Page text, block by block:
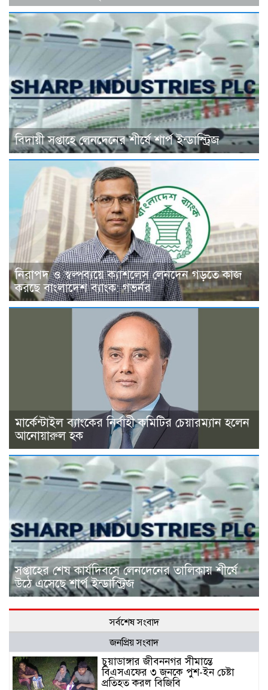
বিদায়ী সপ্তাহে লেনদেনের শীর্ষে শার্প ইন্ডাস্ট্রিজ
নিরাপদ ও স্বল্পব্যয়ে ক্যাশলেস লেনদেন গড়তে কাজ
করছে বাংলাদেশ ব্যাংক: গভর্নর
মার্কেন্টাইল ব্যাংকের নির্বাহী কমিটির চেয়ারম্যান হলেন
আনোয়ারুল হক
সপ্তাহের শেষ কার্যদিবসে লেনদেনের তালিকায় শীর্ষে
উঠে এসেছে শার্প ইন্ডাস্ট্রিজ
সর্বশেষ সংবাদ
জনপ্রিয় সংবাদ
চুয়াডাঙ্গার জীবননগর সীমান্তে
বিএসএফের ৩ জনকে পুশ-ইন চেষ্টা
প্রতিহত করল বিজিবি